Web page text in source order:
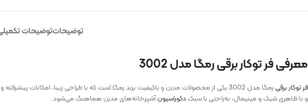
توضیحاتتوضیحات
معرفی فر توکار برقی رمگا مدل 3002
فر توکار برقی
رمگا مدل 3002 یکی از محصولات مدرن و باکیفیت برند رمگا است که با طراحی زیبا، امکانات
و با ظاهری شیک و مینیمال، به‌راحتی با سبکدکوراسیونآشپزخانه‌های مدرن هماهنگ می‌شود.